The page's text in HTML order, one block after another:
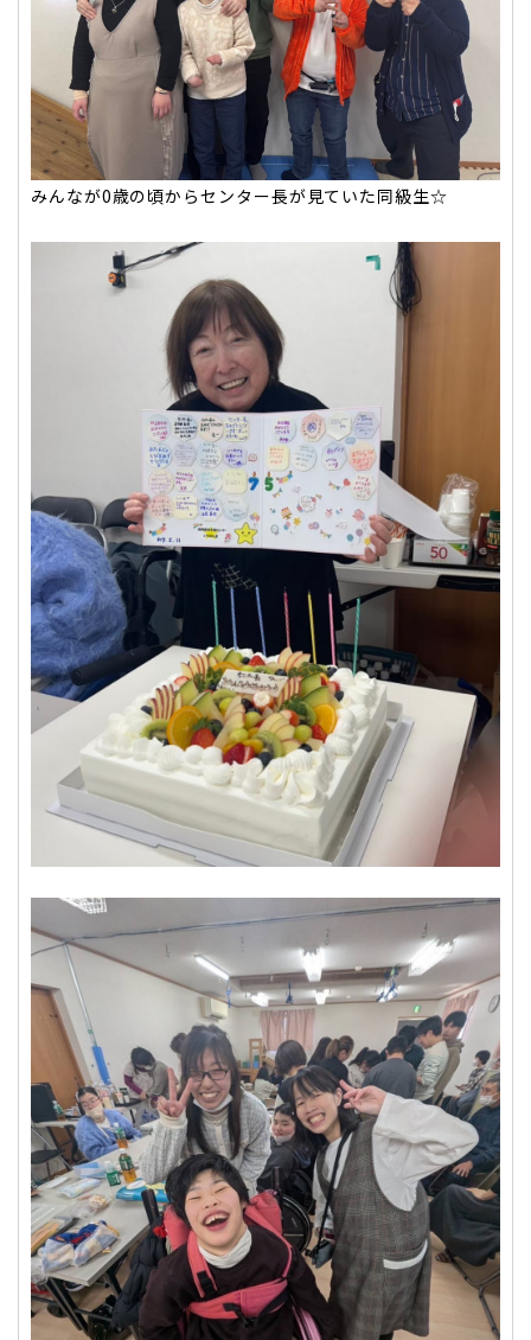
みんなが0歳の頃からセンター長が見ていた同級生☆